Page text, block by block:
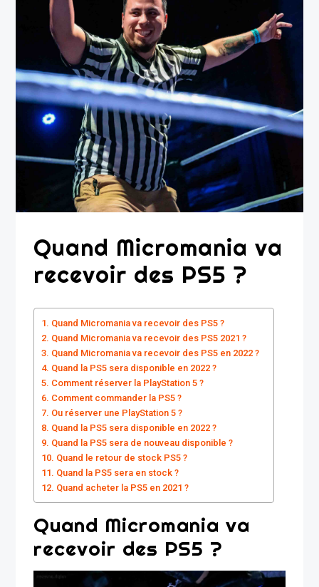
Quand Micromania va
recevoir des PS5 ?
Quand Micromania va recevoir des PS5 ?
Quand Micromania va recevoir des PS5 2021 ?
Quand Micromania va recevoir des PS5 en 2022 ?
Quand la PS5 sera disponible en 2022 ?
Comment réserver la PlayStation 5 ?
Comment commander la PS5 ?
Ou réserver une PlayStation 5 ?
Quand la PS5 sera disponible en 2022 ?
Quand la PS5 sera de nouveau disponible ?
Quand le retour de stock PS5 ?
Quand la PS5 sera en stock ?
Quand acheter la PS5 en 2021 ?
Quand Micromania va
recevoir des PS5 ?